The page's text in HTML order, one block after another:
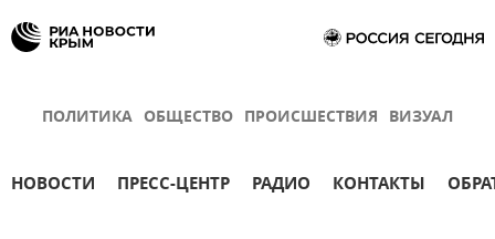
ПОЛИТИКА ОБЩЕСТВО ПРОИСШЕСТВИЯ ВИЗУАЛ
НОВОСТИ ПРЕСС-ЦЕНТР РАДИО КОНТАКТЫ